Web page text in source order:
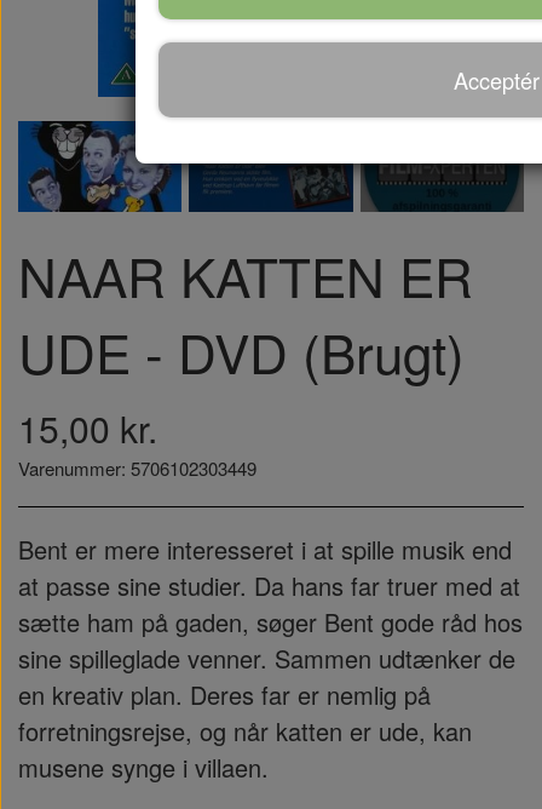
NAAR KATTEN ER
UDE - DVD (Brugt)
15,00 kr.
Varenummer: 5706102303449
Bent er mere interesseret i at spille musik end
at passe sine studier. Da hans far truer med at
sætte ham på gaden, søger Bent gode råd hos
sine spilleglade venner. Sammen udtænker de
en kreativ plan. Deres far er nemlig på
forretningsrejse, og når katten er ude, kan
musene synge i villaen.